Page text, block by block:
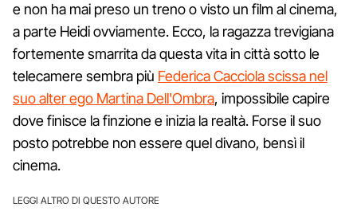
e non ha mai preso un treno o visto un film al cinema,
a parte Heidi ovviamente. Ecco, la ragazza trevigiana
fortemente smarrita da questa vita in città sotto le
telecamere sembra più Federica Cacciola scissa nel
suo alter ego Martina Dell'Ombra, impossibile capire
dove finisce la finzione e inizia la realtà. Forse il suo
posto potrebbe non essere quel divano, bensì il
cinema.
LEGGI ALTRO DI QUESTO AUTORE